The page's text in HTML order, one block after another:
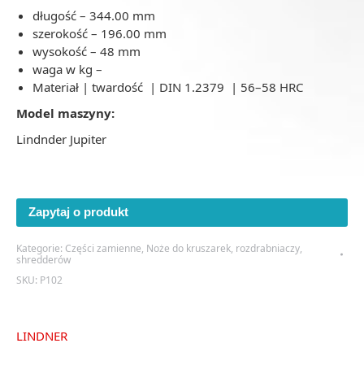
długość – 344.00 mm
szerokość – 196.00 mm
wysokość – 48 mm
waga w kg –
Materiał | twardość | DIN 1.2379 | 56–58 HRC
Model maszyny:
Lindnder Jupiter
Zapytaj o produkt
Kategorie: Części zamienne, Noże do kruszarek, rozdrabniaczy,
shredderów
SKU: P102
LINDNER